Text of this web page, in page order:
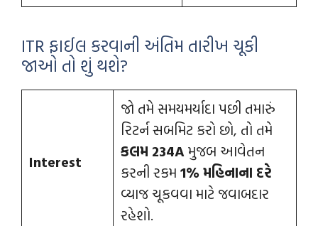
ITR ફાઈલ કરવાની અંતિમ તારીખ ચૂકી
જાઓ તો શું થશે?
Interest
જો તમે સમયમર્યાદા પછી તમારું
રિટર્ન સબમિટ કરો છો, તો તમે
કલમ 234Aમુજબ આવેતન
કરની રકમ 1% મહિનાના દરે
વ્યાજ ચૂકવવા માટે જવાબદાર
રહેશો.